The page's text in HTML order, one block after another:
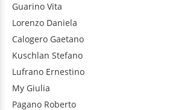
Guarino Vita
Lorenzo Daniela
Calogero Gaetano
Kuschlan Stefano
Lufrano Ernestino
My Giulia
Pagano Roberto